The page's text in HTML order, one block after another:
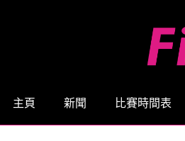
主頁 新聞 比賽時間表